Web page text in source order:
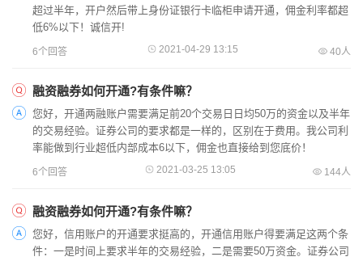
超过半年，开户然后带上身份证银行卡临柜申请开通，佣金利率都超
低6%以下！诚信开!
6个回答 2021-04-29 13:15 40人
融资融券如何开通?有条件嘛？
您好，开通两融账户需要满足前20个交易日日均50万的资金以及半年
的交易经验。证券公司的要求都是一样的，区别在于费用。我公司利
率能做到行业超低内部成本6以下，佣金也直接给到您底价！
6个回答 2021-03-25 13:05 144人
融资融券如何开通?有条件嘛？
您好，信用账户的开通要求挺高的，开通信用账户得要满足这两个条
件：一是时间上要求半年的交易经验，二是需要50万资金。证券公司